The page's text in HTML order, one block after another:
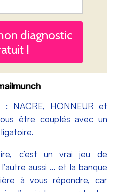
: NACRE, HONNEUR et
être couplés avec un
c’est un vrai jeu de
aussi … et la banque
à vous répondre, car